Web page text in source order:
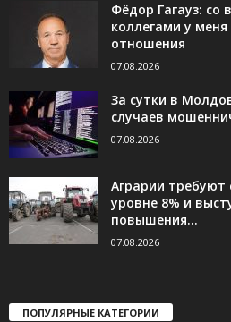
Фёдор Гагауз:
коллегами у
отношения
07.08.2026
За сутки в
случаев
07.08.2026
Аграрии требуют
уровне 8% и
повышения...
07.08.2026
ПОПУЛЯРНЫЕ КАТЕГОРИИ